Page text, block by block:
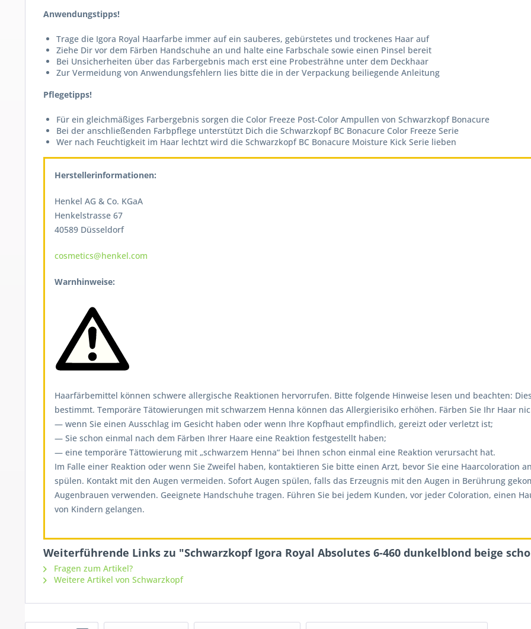
Anwendungstipps!
Trage die Igora Royal Haarfarbe immer auf ein sauberes, gebürstetes und trockenes Haar auf
Ziehe Dir vor dem Färben Handschuhe an und halte eine Farbschale sowie einen Pinsel bereit
Bei Unsicherheiten über das Farbergebnis mach erst eine Probesträhne unter dem Deckhaar
Zur Vermeidung von Anwendungsfehlern lies bitte die in der Verpackung beiliegende Anleitung
Pflegetipps!
Für ein gleichmäßiges Farbergebnis sorgen die Color Freeze Post-Color Ampullen von Schwarzkopf Bonacure
Bei der anschließenden Farbpflege unterstützt Dich die Schwarzkopf BC Bonacure Color Freeze Serie
Wer nach Feuchtigkeit im Haar lechtzt wird die Schwarzkopf BC Bonacure Moisture Kick Serie lieben
Herstellerinformationen:
Henkel AG & Co. KGaA
Henkelstrasse 67
40589 Düsseldorf
cosmetics@henkel.com
Warnhinweise:
Haarfärbemittel können schwere allergische Reaktionen hervorrufen. Bitte folgende Hinweise lesen und beachten:
bestimmt. Temporäre Tätowierungen mit schwarzem Henna können das Allergierisiko erhöhen. Färben Sie Ihr Haar
— wenn Sie einen Ausschlag im Gesicht haben oder wenn Ihre Kopfhaut empfindlich, gereizt oder verletzt ist;
— Sie schon einmal nach dem Färben Ihrer Haare eine Reaktion festgestellt haben;
— eine temporäre Tättowierung mit „schwarzem Henna“ bei Ihnen schon einmal eine Reaktion verursacht hat.
Im Falle einer Reaktion oder wenn Sie Zweifel haben, kontaktieren Sie bitte einen Arzt, bevor Sie eine Haarcoloration
spülen. Kontakt mit den Augen vermeiden. Sofort Augen spülen, falls das Erzeugnis mit den Augen in Berührung
Augenbrauen verwenden. Geeignete Handschuhe tragen. Führen Sie bei jedem Kunden, vor jeder Coloration, einen
von Kindern gelangen.
Weiterführende Links zu "Schwarzkopf Igora Royal Absolutes 6-460 dunkelblond beige
Fragen zum Artikel?
Weitere Artikel von Schwarzkopf